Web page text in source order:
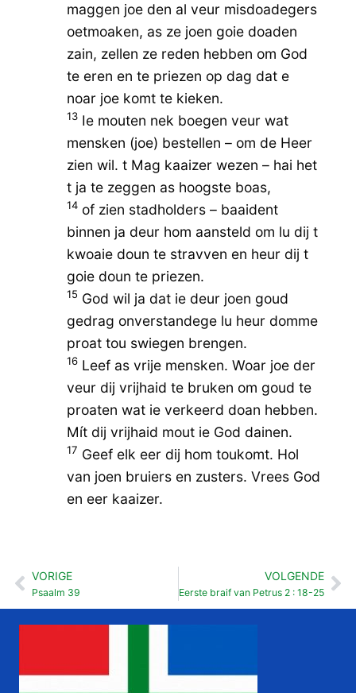
maggen joe den al veur misdoadegers
oetmoaken, as ze joen goie doaden
zain, zellen ze reden hebben om God
te eren en te priezen op dag dat e
noar joe komt te kieken.
13Ie mouten nek boegen veur wat
mensken (joe) bestellen – om de Heer
zien wil. t Mag kaaizer wezen – hai het
t ja te zeggen as hoogste boas,
14of zien stadholders – baaident
binnen ja deur hom aansteld om lu dij t
kwoaie doun te stravven en heur dij t
goie doun te priezen.
15 God wil ja dat ie deur joen goud
gedrag onverstandege lu heur domme
proat tou swiegen brengen.
16Leef as vrije mensken. Woar joe der
veur dij vrijhaid te bruken om goud te
proaten wat ie verkeerd doan hebben.
Mít dij vrijhaid mout ie God dainen.
17 Geef elk eer dij hom toukomt. Hol
van joen bruiers en zusters. Vrees God
en eer kaaizer.
Vorige
VORIGE
Psaalm 39
VOLGENDE
Eerste braif van Petrus 2 : 18-25